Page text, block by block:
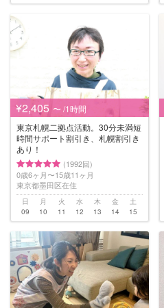
¥2,405 〜 /1時間
東京札幌二拠点活動。30分未満短
時間サポート割引き、札幌割引き
あり！
(1992回)
0歳6ヶ月〜15歳11ヶ月
東京都墨田区在住
日
09
月
10
火
11
水
12
木
13
金
14
土
15